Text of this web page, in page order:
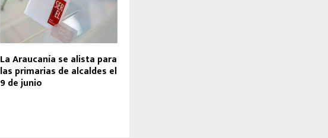
La Araucanía se alista para
las primarias de alcaldes el
9 de junio